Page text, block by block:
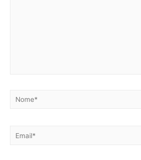
Nome*
Email*